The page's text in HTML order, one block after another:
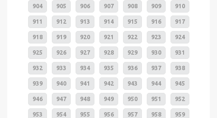
904 905 906 907 908 909 910
911 912 913 914 915 916 917
918 919 920 921 922 923 924
925 926 927 928 929 930 931
932 933 934 935 936 937 938
939 940 941 942 943 944 945
946 947 948 949 950 951 952
953 954 955 956 957 958 959